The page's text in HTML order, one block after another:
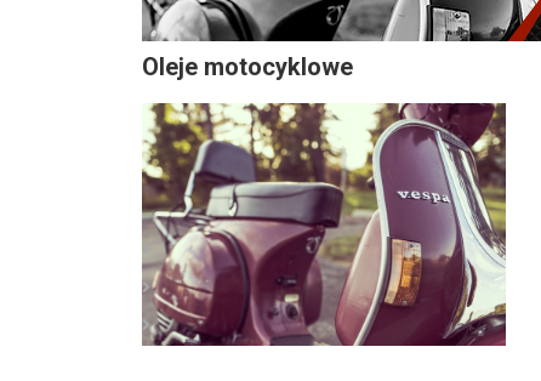
Oleje motocyklowe